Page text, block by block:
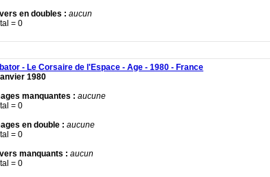
en doubles : aucun
= 0
- Le Corsaire de l'Espace - Age - 1980 - France
1980
manquantes : aucune
= 0
en double : aucune
= 0
manquants : aucun
= 0